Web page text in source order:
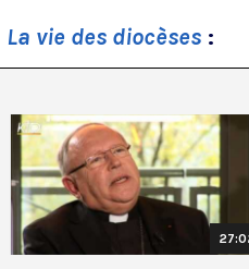
La vie des diocèses :